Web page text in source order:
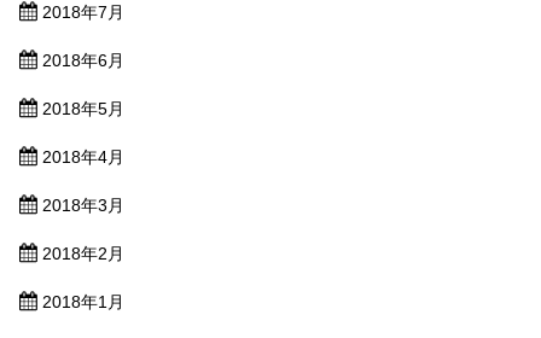
2018年7月
2018年6月
2018年5月
2018年4月
2018年3月
2018年2月
2018年1月